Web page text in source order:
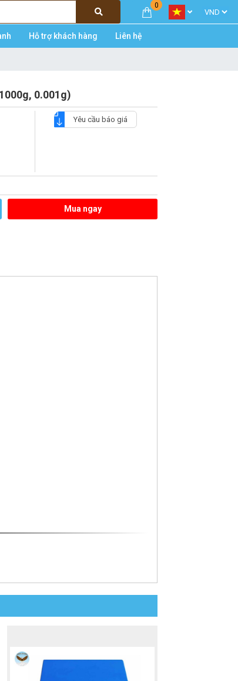
0
Hỗ trợ khách hàng Liên hệ
0.001g)
Yêu cầu báo giá
Mua ngay